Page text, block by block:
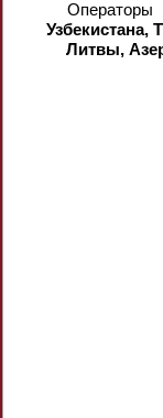
Операторы
Узбекистана,
Литвы,